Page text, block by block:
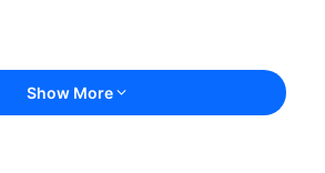
Show More